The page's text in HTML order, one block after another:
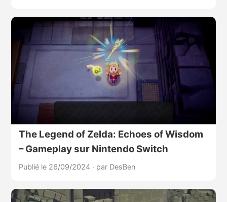
The Legend of Zelda: Echoes of Wisdom
– Gameplay sur Nintendo Switch
Publié le 26/09/2024 · par DesBen